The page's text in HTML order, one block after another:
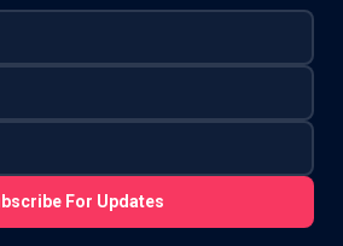
For Updates